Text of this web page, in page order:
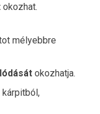
okozhat.
mélyebbre
okozhatja.
kárpitból,